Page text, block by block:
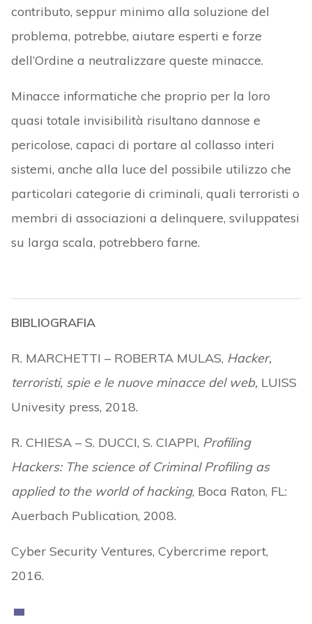
contributo, seppur minimo alla soluzione del
problema, potrebbe, aiutare esperti e forze
dell’Ordine a neutralizzare queste minacce.
Minacce informatiche che proprio per la loro
quasi totale invisibilità risultano dannose e
pericolose, capaci di portare al collasso interi
sistemi, anche alla luce del possibile utilizzo che
particolari categorie di criminali, quali terroristi o
membri di associazioni a delinquere, sviluppatesi
su larga scala, potrebbero farne.
BIBLIOGRAFIA
R. MARCHETTI – ROBERTA MULAS, Hacker,
terroristi, spie e le nuove minacce del web, LUISS
Univesity press, 2018.
R. CHIESA – S. DUCCI, S. CIAPPI, Profiling
Hackers: The science of Criminal Profiling as
applied to the world of hacking, Boca Raton, FL:
Auerbach Publication, 2008.
Cyber Security Ventures, Cybercrime report,
2016.